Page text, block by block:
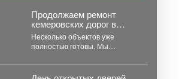
Продолжаем ремонт
кемеровских дорог в
рамках нацпроекта
"Инфраструктура для
жизни"
Несколько объектов уже
полностью готовы. Мы
шоссе, улицу Кирова от
Кузнецкого до...